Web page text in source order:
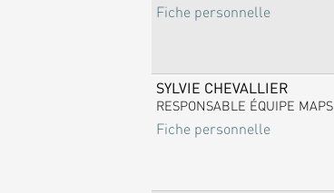
Fiche personnelle
SYLVIE CHEVALLIER
RESPONSABLE ÉQUIPE MAPS
Fiche personnelle